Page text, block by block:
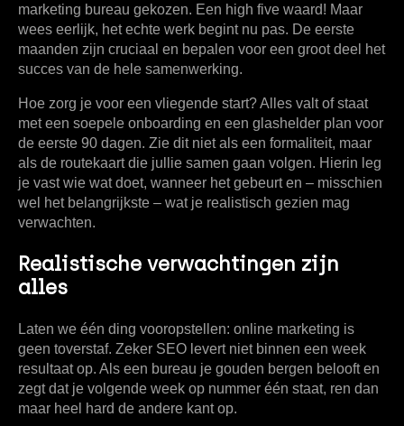
marketing bureau gekozen. Een high five waard! Maar
wees eerlijk, het echte werk begint nu pas. De eerste
maanden zijn cruciaal en bepalen voor een groot deel het
succes van de hele samenwerking.
Hoe zorg je voor een vliegende start? Alles valt of staat
met een soepele onboarding en een glashelder plan voor
de eerste 90 dagen. Zie dit niet als een formaliteit, maar
als de routekaart die jullie samen gaan volgen. Hierin leg
je vast wie wat doet, wanneer het gebeurt en – misschien
wel het belangrijkste – wat je realistisch gezien mag
verwachten.
Realistische verwachtingen zijn
alles
Laten we één ding vooropstellen: online marketing is
geen toverstaf. Zeker SEO levert niet binnen een week
resultaat op. Als een bureau je gouden bergen belooft en
zegt dat je volgende week op nummer één staat, ren dan
maar heel hard de andere kant op.